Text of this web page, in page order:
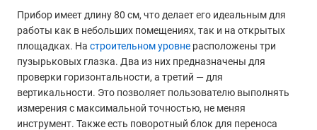
Прибор имеет длину 80 см, что делает его идеальным для
работы как в небольших помещениях, так и на открытых
площадках. На строительном уровне расположены три
пузырьковых глазка. Два из них предназначены для
проверки горизонтальности, а третий — для
вертикальности. Это позволяет пользователю выполнять
измерения с максимальной точностью, не меняя
инструмент. Также есть поворотный блок для переноса